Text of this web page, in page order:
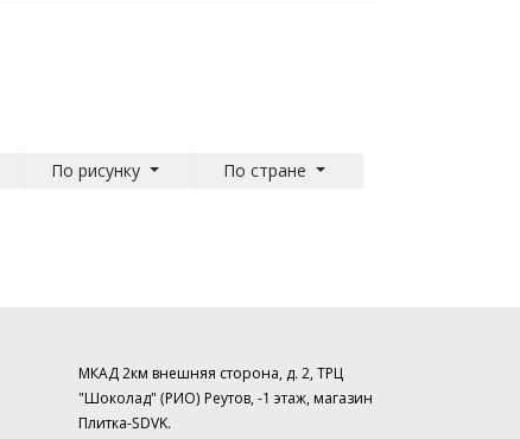
По рисунку По стране
МКАД 2км внешняя сторона, д. 2, ТРЦ
"Шоколад" (РИО) Реутов, -1 этаж, магазин
Плитка-SDVK.